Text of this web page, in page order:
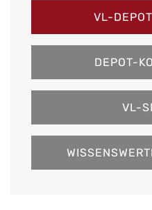
VL-
DEPOT-
VL-